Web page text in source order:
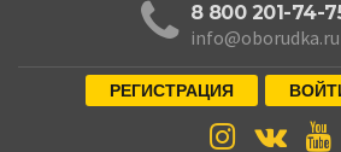
8 800 201-74-
info@oborudka.ru
РЕГИСТРАЦИЯ